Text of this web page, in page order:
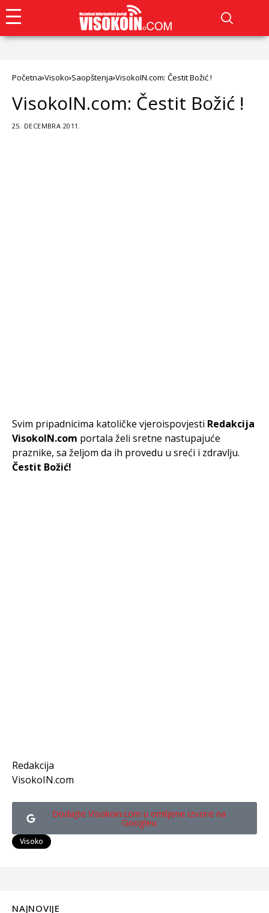
Početna Visoko Saopštenja VisokoIN.com: Čestit Božić !
VisokoIN.com: Čestit Božić !
25. DECEMBRA 2011.
Svim pripadnicima katoličke vjeroispovjesti Redakcija
VisokoIN.com portala želi sretne nastupajuće
praznike, sa željom da ih provedu u sreći i zdravlju.
Čestit Božić!
Redakcija
VisokoIN.com
Dodajte Visokoin.com u omiljene izvore na
Googleu
Visoko
NAJNOVIJE